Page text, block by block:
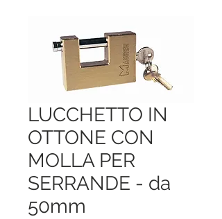
LUCCHETTO IN
OTTONE CON
MOLLA PER
SERRANDE - da
50mm